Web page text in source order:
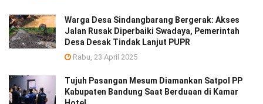
Warga Desa Sindangbarang Bergerak: Akses
Jalan Rusak Diperbaiki Swadaya, Pemerintah
Desa Desak Tindak Lanjut PUPR
Rabu, 23 April 2025
Tujuh Pasangan Mesum Diamankan Satpol PP
Kabupaten Bandung Saat Berduaan di Kamar